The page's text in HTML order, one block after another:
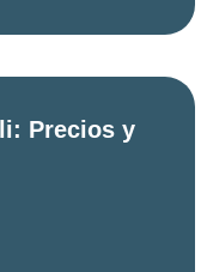
Precios y